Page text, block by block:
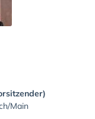
Main